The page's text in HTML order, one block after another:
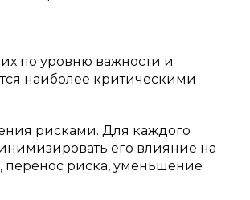
по уровню важности и
наиболее критическими
рисками. Для каждого
его влияние на
перенос риска, уменьшение